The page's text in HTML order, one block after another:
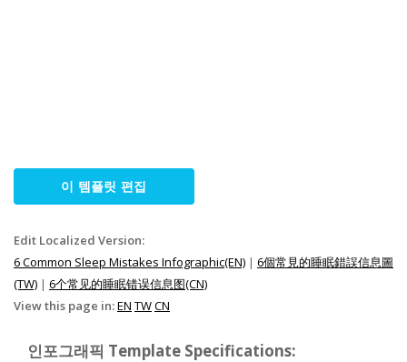
이 템플릿 편집
Edit Localized Version:
6 Common Sleep Mistakes Infographic(EN) | 6個常見的睡眠錯誤信息圖
(TW) | 6个常见的睡眠错误信息图(CN)
View this page in:EN TWCN
인포그래픽 Template Specifications: